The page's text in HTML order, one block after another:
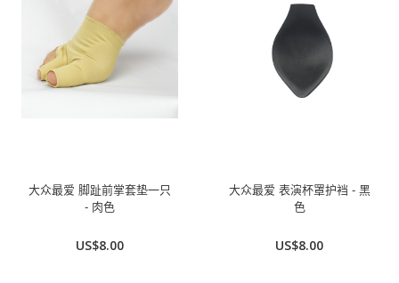
大众最爱 脚趾前掌套垫一只
- 肉色
US$8.00
大众最爱 表演杯罩护裆 - 黑
色
US$8.00